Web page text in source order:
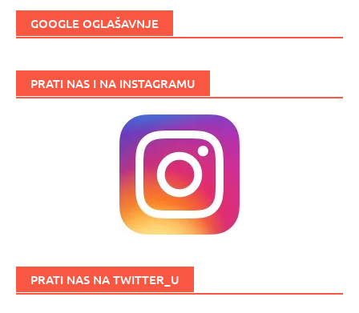
GOOGLE OGLAŠAVNJE
PRATI NAS I NA INSTAGRAMU
PRATI NAS NA TWITTER_U